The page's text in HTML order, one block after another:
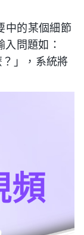
中的某個細節
問題如：
？」，系統將